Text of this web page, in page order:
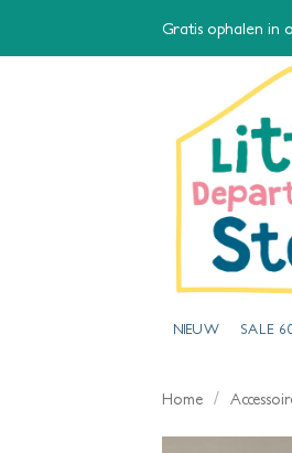
Gratis ophalen in
NIEUW SALE
Home /